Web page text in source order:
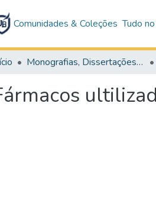
Comunidades & Coleções Tudo
Monografias, Dissertações e Teses